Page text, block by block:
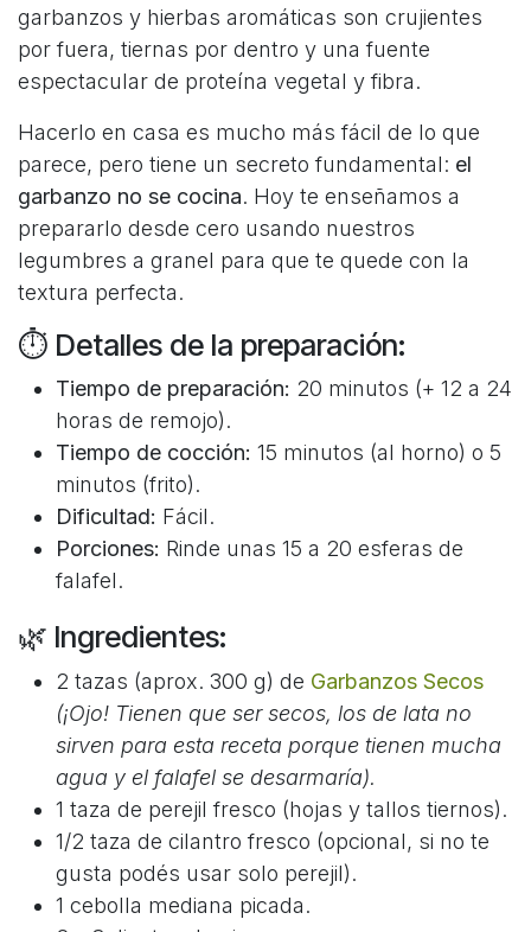
garbanzos y hierbas aromáticas son crujientes
por fuera, tiernas por dentro y una fuente
espectacular de proteína vegetal y fibra.
Hacerlo en casa es mucho más fácil de lo que
parece, pero tiene un secreto fundamental: el
garbanzo no se cocina. Hoy te enseñamos a
prepararlo desde cero usando nuestros
legumbres a granel para que te quede con la
textura perfecta.
⏱️ Detalles de la preparación:
Tiempo de preparación: 20 minutos (+ 12 a 24
horas de remojo).
Tiempo de cocción: 15 minutos (al horno) o 5
minutos (frito).
Dificultad: Fácil.
Porciones: Rinde unas 15 a 20 esferas de
falafel.
🌿 Ingredientes:
2 tazas (aprox. 300 g) de Garbanzos Secos
(¡Ojo! Tienen que ser secos, los de lata no
sirven para esta receta porque tienen mucha
agua y el falafel se desarmaría).
1 taza de perejil fresco (hojas y tallos tiernos).
1/2 taza de cilantro fresco (opcional, si no te
gusta podés usar solo perejil).
1 cebolla mediana picada.